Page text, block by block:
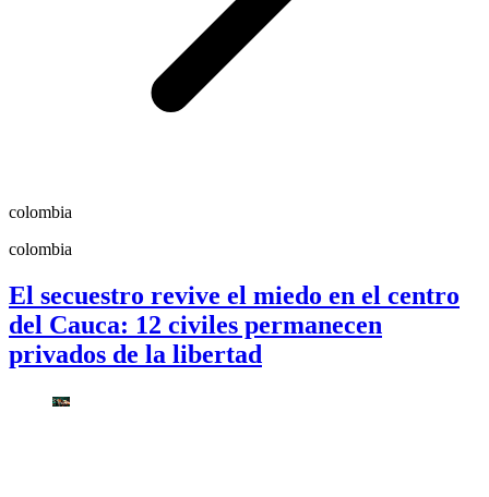
colombia
colombia
El secuestro revive el miedo en el centro
del Cauca: 12 civiles permanecen
privados de la libertad